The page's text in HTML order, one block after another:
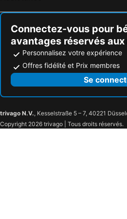
Connectez-vous pour
avantages réservés aux
Personnalisez votre expérience
Offres fidélité et Prix membres
Se
trivago N.V., Kesselstraße 5 – 7, 40221
Copyright 2026 trivago | Tous droits réservés.